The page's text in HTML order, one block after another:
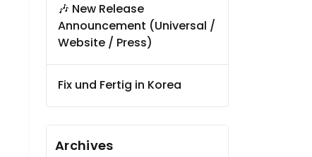
🎶 New Release
Announcement (Universal /
Website / Press)
Fix und Fertig in Korea
Archives